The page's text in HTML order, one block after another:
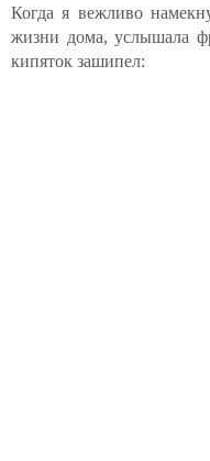
Когда я вежливо
жизни дома, услышала
кипяток зашипел: